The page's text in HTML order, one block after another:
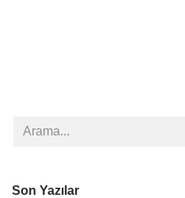
Son Yazılar